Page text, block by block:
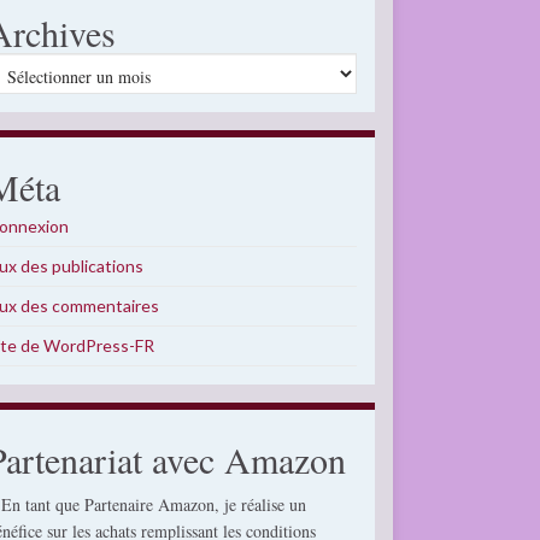
des publications
des commentaires
de WordPress-FR
avec Amazon
tant que Partenaire Amazon, je réalise un
sur les achats remplissant les conditions